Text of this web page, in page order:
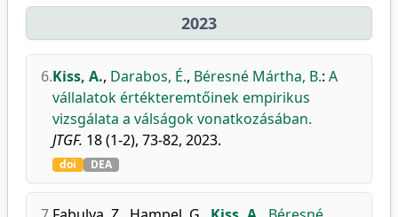
2023
6.Kiss, A., Darabos, É., Béresné Mártha, B.: A
vállalatok értékteremtőinek empirikus
vizsgálata a válságok vonatkozásában.
JTGF. 18 (1-2), 73-82, 2023.
doi DEA